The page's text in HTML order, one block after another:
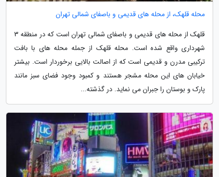
محله قلهک، از محله های قدیمی و باصفای شمالی تهران
قلهک از محله های قدیمی و باصفای شمالی تهران است که در منطقه 3
شهرداری واقع شده است. محله قلهک از جمله محله های با بافت
ترکیبی مدرن و قدیمی است که از اصالت بالایی برخوردار است. بیشتر
خیابان های این محله مشجر هستند و کمبود وجود فضای سبز مانند
پارک و بوستان را جبران می نماید. در گذشته...